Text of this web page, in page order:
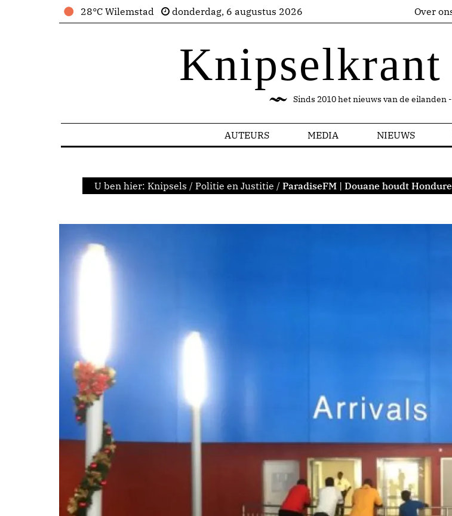
28°C Wilemstad donderdag, 6 augustus 2026 Over
Knipselkrant
Sinds 2010 het nieuws van de eilanden
AUTEURS MEDIA NIEUWS
U ben hier: Knipsels / Politie en Justitie / ParadiseFM | Douane houdt